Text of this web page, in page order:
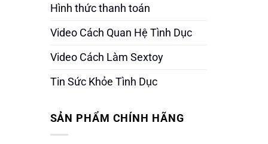
Hình thức thanh toán
Video Cách Quan Hệ Tình Dục
Video Cách Làm Sextoy
Tin Sức Khỏe Tình Dục
SẢN PHẨM CHÍNH HÃNG